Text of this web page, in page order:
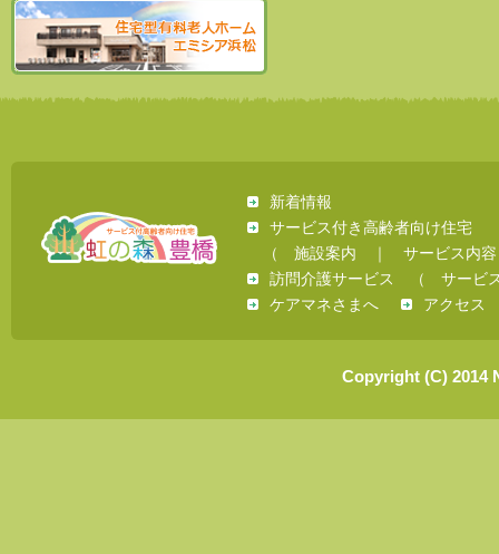
新着情報
サービス付き高齢者向け住宅
（ 施設案内 ｜ サービス内容
訪問介護サービス
（ サービ
ケアマネさまへ
アクセス
Copyright (C) 2014